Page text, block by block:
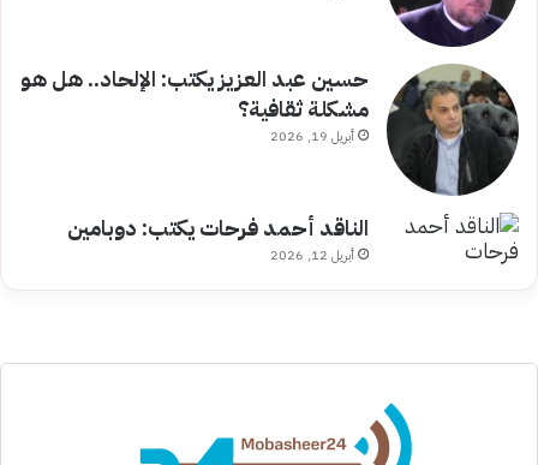
حسين عبد العزيز يكتب: الإلحاد.. هل هو
مشكلة ثقافية؟
أبريل 19, 2026
الناقد أحمد فرحات يكتب: دوبامين
أبريل 12, 2026